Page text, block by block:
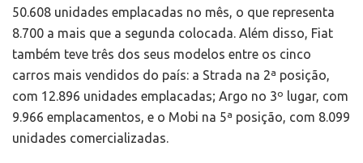
50.608 unidades emplacadas no mês, o que representa
8.700 a mais que a segunda colocada. Além disso, Fiat
também teve três dos seus modelos entre os cinco
carros mais vendidos do país: a Strada na 2ª posição,
com 12.896 unidades emplacadas; Argo no 3º lugar, com
9.966 emplacamentos, e o Mobi na 5ª posição, com 8.099
unidades comercializadas.